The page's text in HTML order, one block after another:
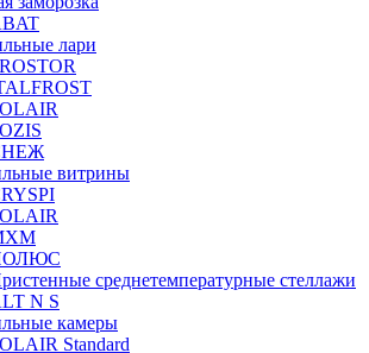
лари
витрины
среднетемпературные стеллажи
N S
камеры
Standard